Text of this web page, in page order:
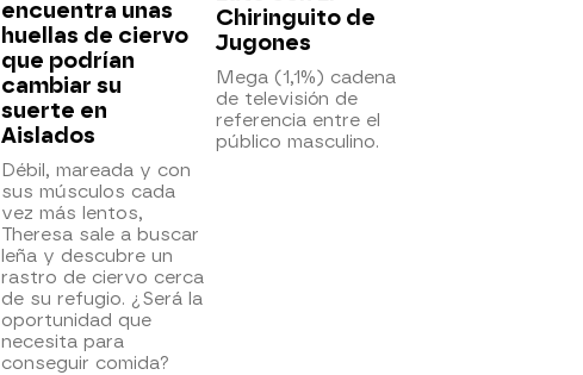
encuentra unas
huellas de ciervo
que podrían
cambiar su
suerte en
Aislados
Débil, mareada y con
sus músculos cada
vez más lentos,
Theresa sale a buscar
leña y descubre un
rastro de ciervo cerca
de su refugio. ¿Será la
oportunidad que
necesita para
conseguir comida?
Chiringuito de
Jugones
Mega (1,1%) cadena
de televisión de
referencia entre el
público masculino.